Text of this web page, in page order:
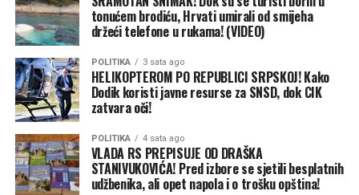
tonućem brodiću, Hrvati umirali od smijeha
držeći telefone u rukama! (VIDEO)
POLITIKA 3 sata ago
HELIKOPTEROM PO REPUBLICI SRPSKOJ! Kako
Dodik koristi javne resurse za SNSD, dok CIK
zatvara oči!
POLITIKA 4 sata ago
VLADA RS PREPISUJE OD DRAŠKA
STANIVUKOVIĆA! Pred izbore se sjetili besplatnih
udžbenika, ali opet napola i o trošku opština!